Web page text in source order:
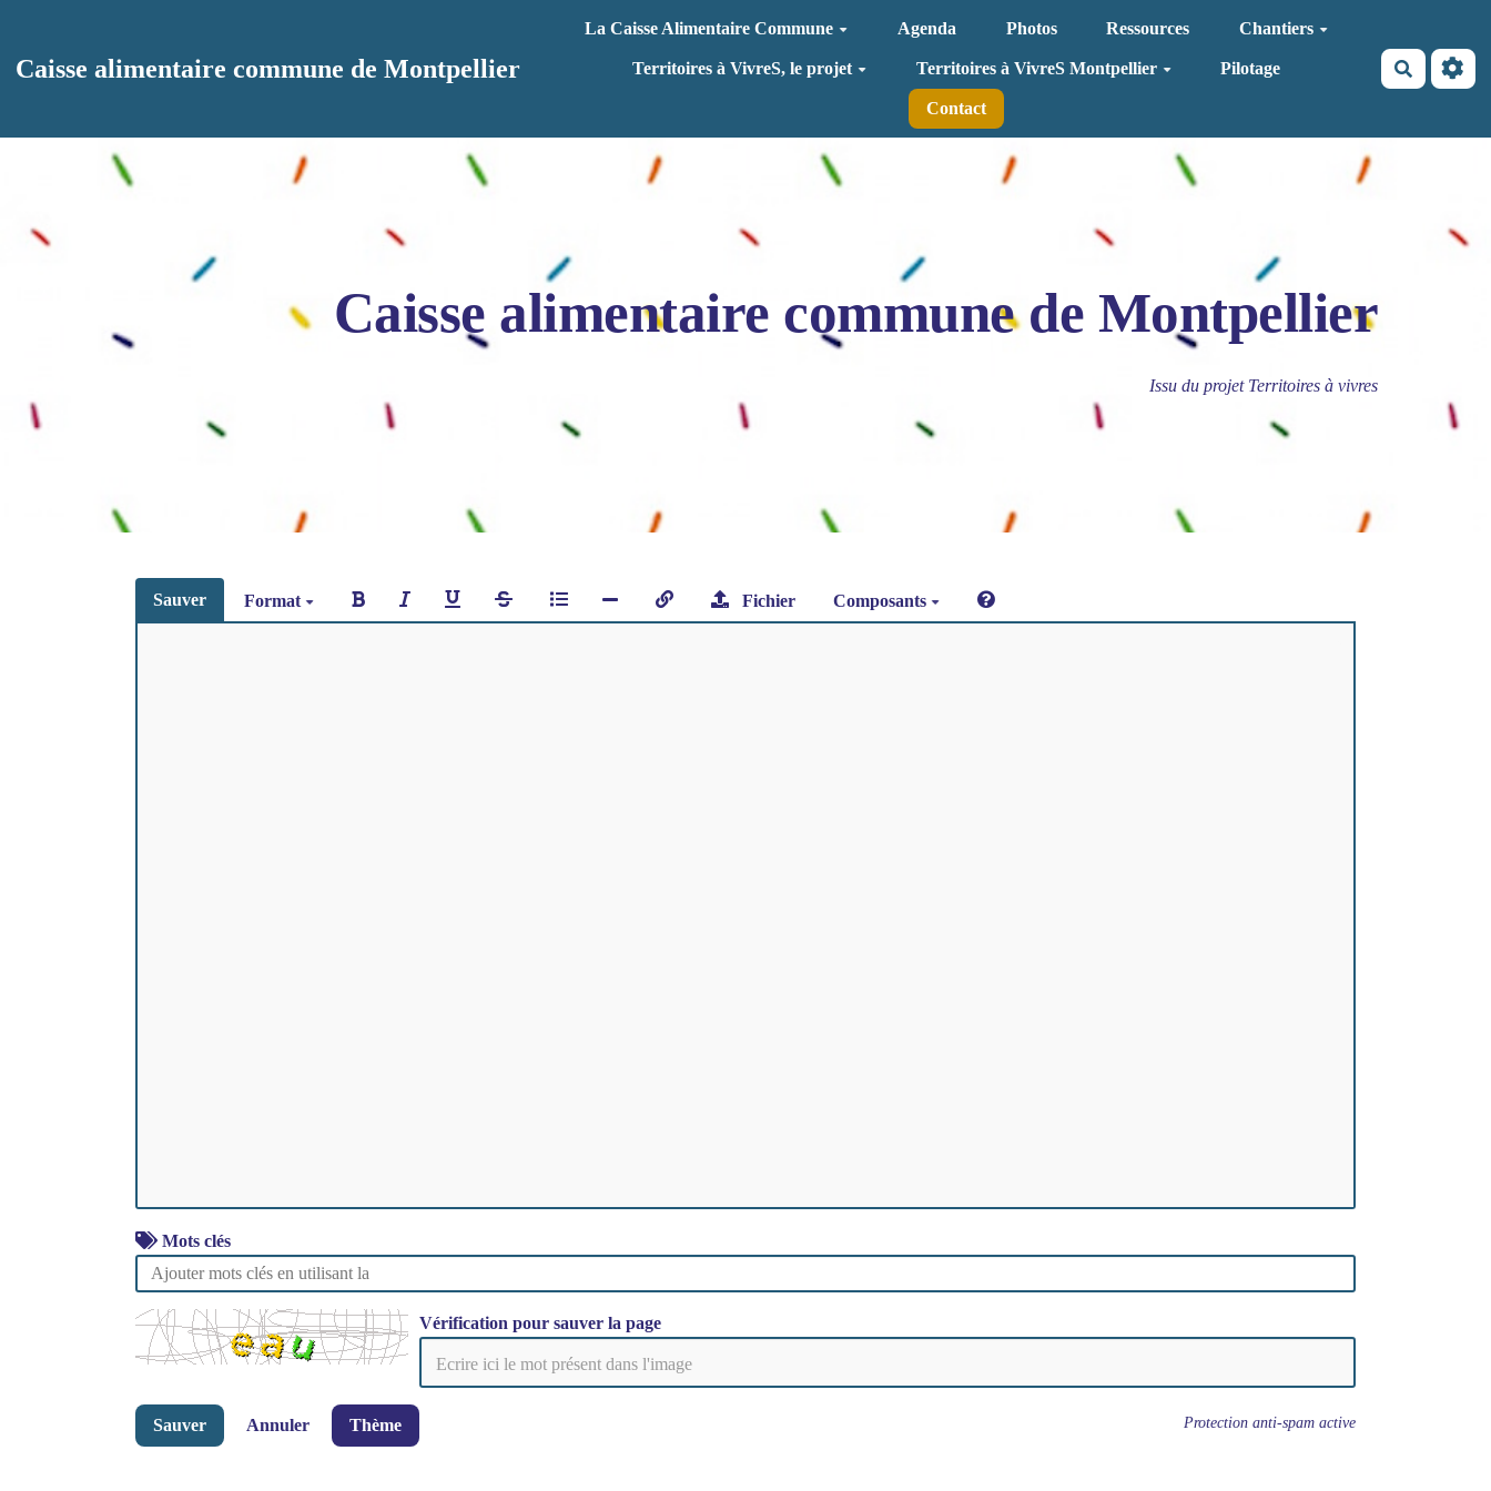
Caisse alimentaire commune de Montpellier
La Caisse Alimentaire Commune Agenda Photos Ressources Chantiers
Territoires à VivreS, le projet Territoires à VivreS Montpellier Pilotage
Contact
Caisse alimentaire commune de Montpellier
Issu du projet Territoires à vivres
Sauver Format Fichier Composants
Mots clés
Vérification pour sauver la page
Sauver Annuler Thème Protection anti-spam active